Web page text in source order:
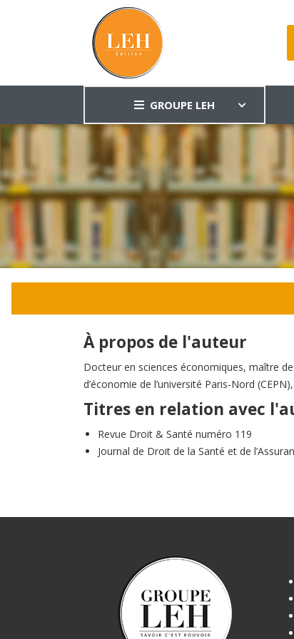
GROUPE LEH
À propos de l'auteur
Docteur en sciences économiques, maître
d’économie de l’université Paris-Nord
Titres en relation avec
Revue Droit & Santé numéro 119
Journal de Droit de la Santé et de